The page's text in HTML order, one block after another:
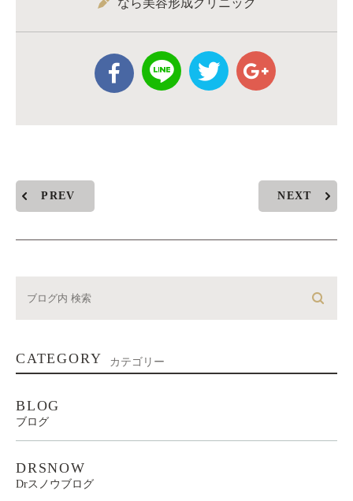
なら美容形成クリニック
PREV NEXT
CATEGORY カテゴリー
BLOG
ブログ
DRSNOW
Drスノウブログ